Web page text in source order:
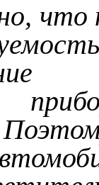
что
с